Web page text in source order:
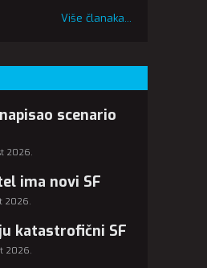
Više članaka...
scenario
2026.
ima novi SF
2026.
katastrofični SF
2026.